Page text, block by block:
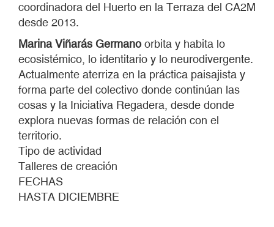
coordinadora del Huerto en la Terraza del CA2M
desde 2013.
Marina Viñarás Germano orbita y habita lo
ecosistémico, lo identitario y lo neurodivergente.
Actualmente aterriza en la práctica paisajista y
forma parte del colectivo donde continúan las
cosas y la Iniciativa Regadera, desde donde
explora nuevas formas de relación con el
territorio.
Tipo de actividad
Talleres de creación
FECHAS
HASTA DICIEMBRE